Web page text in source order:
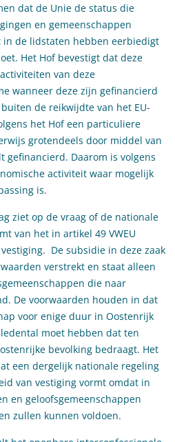
dat de Unie de status die
en gemeenschappen
de lidstaten hebben eerbiedigt
Het Hof bevestigt dat deze
van deze
wanneer deze zijn gefinancierd
de reikwijdte van het EU-
het Hof een particuliere
grotendeels door middel van
Daarom is volgens
activiteit waar mogelijk
is.
ziet op de vraag of de nationale
van het in artikel 49 VWEU
De subsidie in deze zaak
verstrekt en staat alleen
die naar
De voorwaarden houden in dat
voor enige duur in Oostenrijk
moet hebben dat ten
bevolking bedraagt. Het
een dergelijk nationale regeling
van vestiging vormt omdat in
en geloofsgemeenschappen
zullen kunnen voldoen.